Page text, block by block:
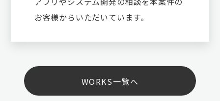
お客様からいただいています。
WORKS一覧へ